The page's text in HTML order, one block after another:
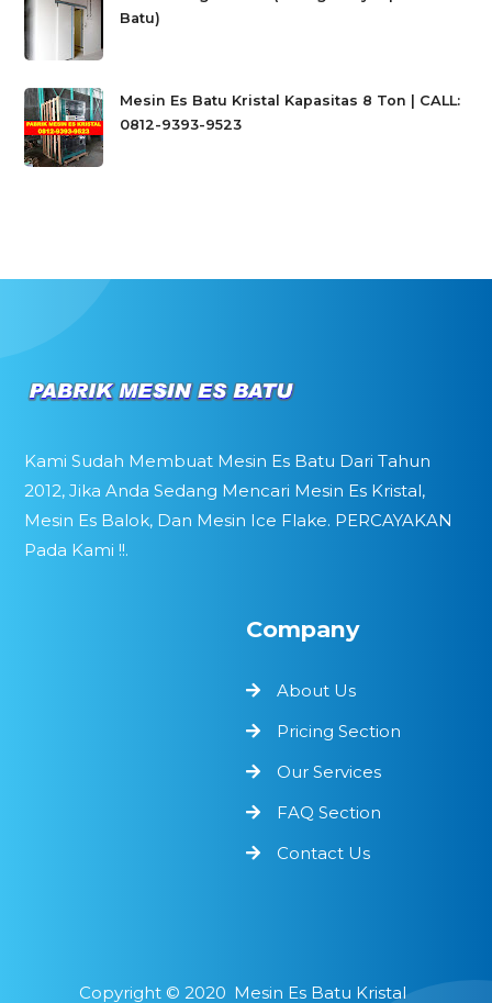
Batu)
Mesin Es Batu Kristal Kapasitas 8 Ton | CALL:
0812-9393-9523
Kami Sudah Membuat Mesin Es Batu Dari Tahun
2012, Jika Anda Sedang Mencari Mesin Es Kristal,
Mesin Es Balok, Dan Mesin Ice Flake. PERCAYAKAN
Pada Kami !!.
Company
About Us
Pricing Section
Our Services
FAQ Section
Contact Us
Copyright © 2020 Mesin Es Batu Kristal